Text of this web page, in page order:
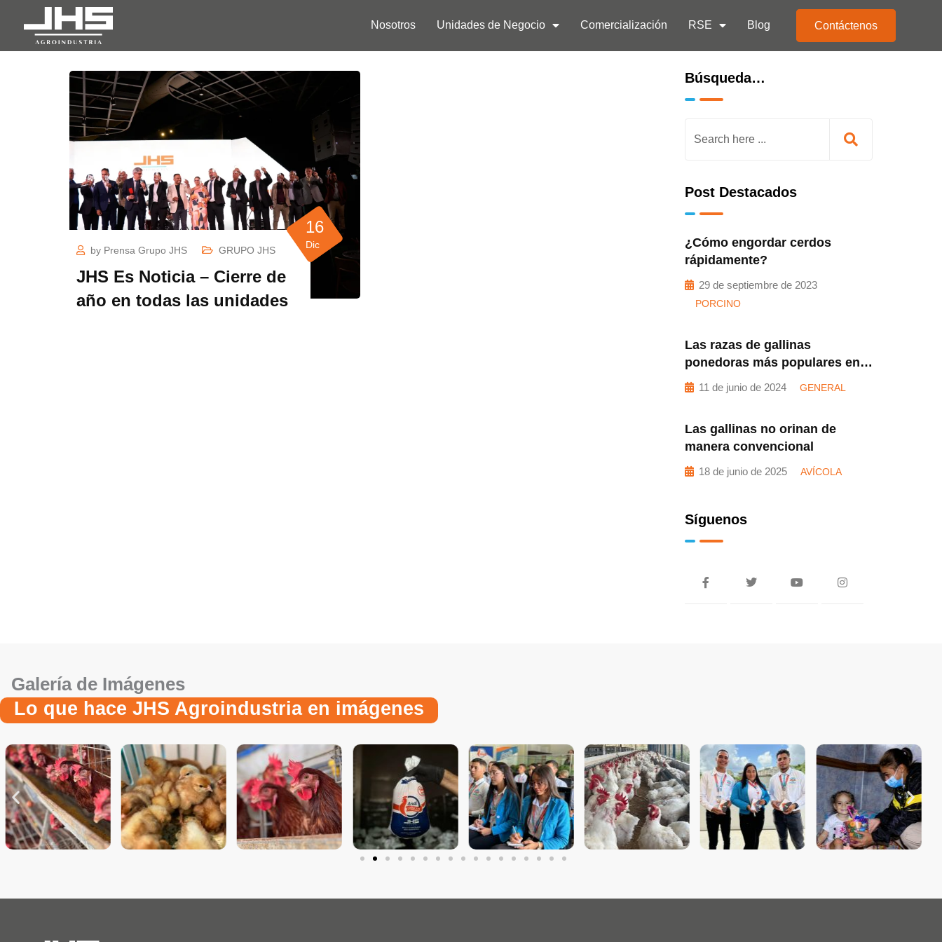
Nosotros Unidades de Negocio Comercialización RSE Blog Contáctenos
by Prensa Grupo JHS GRUPO JHS
JHS Es Noticia – Cierre de
año en todas las unidades
16
Dic
Búsqueda…
Post Destacados
¿Cómo engordar cerdos
rápidamente?
29 de septiembre de 2023
PORCINO
Las razas de gallinas
ponedoras más populares en
Venezuela
11 de junio de 2024 GENERAL
Las gallinas no orinan de
manera convencional
18 de junio de 2025 AVÍCOLA
Síguenos
Galería de Imágenes
Lo que hace JHS Agroindustria en imágenes